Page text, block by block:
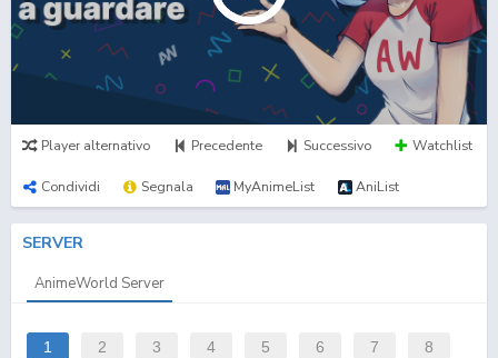
Player alternativo Precedente Successivo Watchlist
Condividi Segnala MyAnimeList AniList
SERVER
AnimeWorld Server
1 2 3 4 5 6 7 8